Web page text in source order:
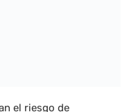
el riesgo de